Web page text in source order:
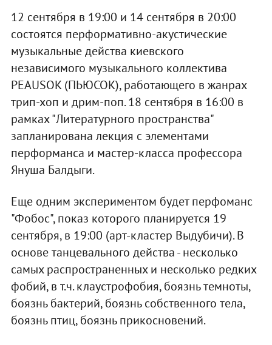
12 сентября в 19:00 и 14 сентября в 20:00
состоятся перформативно-акустические
музыкальные действа киевского
независимого музыкального коллектива
PEAUSOK (ПЬЮСОК), работающего в жанрах
трип-хоп и дрим-поп. 18 сентября в 16:00 в
рамках "Литературного пространства"
запланирована лекция с элементами
перформанса и мастер-класса профессора
Януша Балдыги.
Еще одним экспериментом будет перфоманс
"Фобос", показ которого планируется 19
сентября, в 19:00 (арт-кластер Выдубичи). В
основе танцевального действа - несколько
самых распространенных и несколько редких
фобий, в т.ч. клаустрофобия, боязнь темноты,
боязнь бактерий, боязнь собственного тела,
боязнь птиц, боязнь прикосновений.